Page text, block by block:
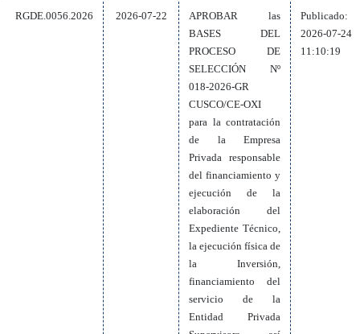
RGDE.0056.2026 2026-07-22
APROBAR las
BASES DEL
PROCESO DE
SELECCIÓN Nº
018-2026-GR
CUSCO/CE-OXI
para la contratación
de la Empresa
Privada responsable
del financiamiento y
ejecución de la
elaboración del
Expediente Técnico,
la ejecución física de
la Inversión,
financiamiento del
servicio de la
Entidad Privada
Publicado:
2026-07-24
11:10:19